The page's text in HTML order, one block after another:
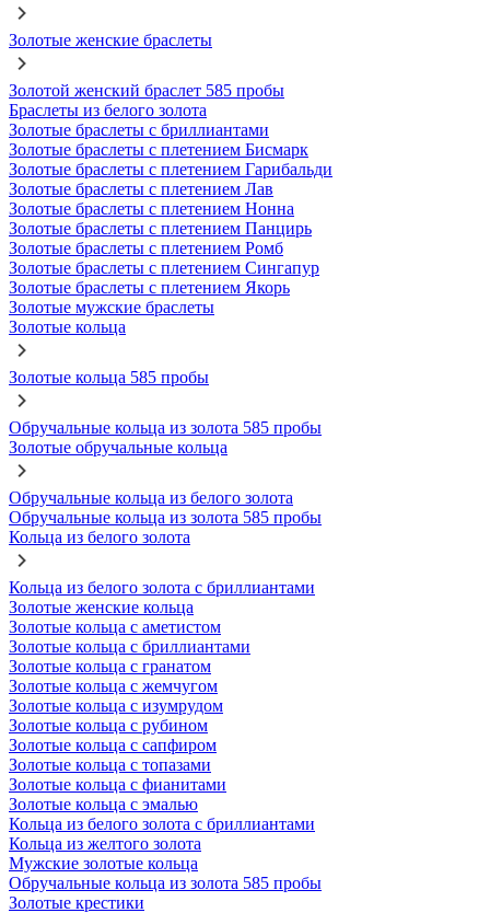
Золотые женские браслеты
Золотой женский браслет 585 пробы
Браслеты из белого золота
Золотые браслеты с бриллиантами
Золотые браслеты с плетением Бисмарк
Золотые браслеты с плетением Гарибальди
Золотые браслеты с плетением Лав
Золотые браслеты с плетением Нонна
Золотые браслеты с плетением Панцирь
Золотые браслеты с плетением Ромб
Золотые браслеты с плетением Сингапур
Золотые браслеты с плетением Якорь
Золотые мужские браслеты
Золотые кольца
Золотые кольца 585 пробы
Обручальные кольца из золота 585 пробы
Золотые обручальные кольца
Обручальные кольца из белого золота
Обручальные кольца из золота 585 пробы
Кольца из белого золота
Кольца из белого золота с бриллиантами
Золотые женские кольца
Золотые кольца с аметистом
Золотые кольца с бриллиантами
Золотые кольца с гранатом
Золотые кольца с жемчугом
Золотые кольца с изумрудом
Золотые кольца с рубином
Золотые кольца с сапфиром
Золотые кольца с топазами
Золотые кольца с фианитами
Золотые кольца с эмалью
Кольца из белого золота с бриллиантами
Кольца из желтого золота
Мужские золотые кольца
Обручальные кольца из золота 585 пробы
Золотые крестики